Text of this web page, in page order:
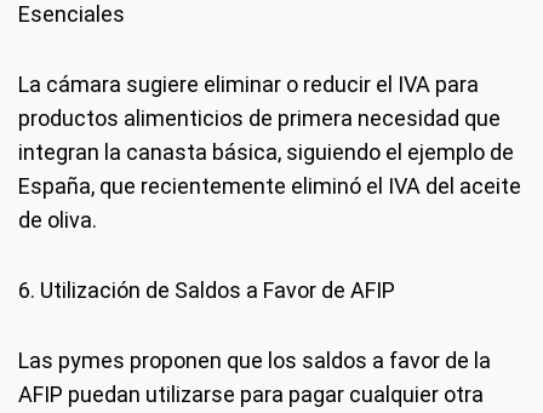
Esenciales
La cámara sugiere eliminar o reducir el IVA para
productos alimenticios de primera necesidad que
integran la canasta básica, siguiendo el ejemplo de
España, que recientemente eliminó el IVA del aceite
de oliva.
6. Utilización de Saldos a Favor de AFIP
Las pymes proponen que los saldos a favor de la
AFIP puedan utilizarse para pagar cualquier otra